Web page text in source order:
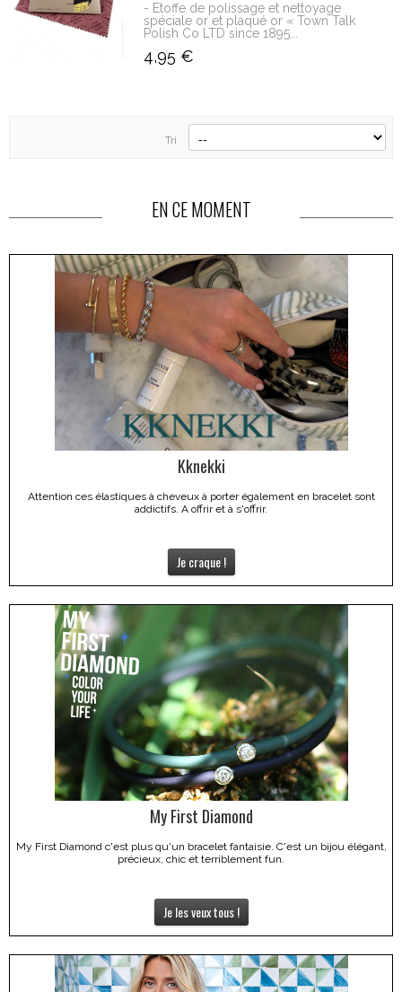
- Etoffe de polissage et nettoyage
spéciale or et plaqué or « Town Talk
Polish Co LTD since 1895...
4,95 €
Tri
EN CE MOMENT
Kknekki
Attention ces élastiques à cheveux à porter également en bracelet sont
addictifs. A offrir et à s'offrir.
Je craque !
My First Diamond
My First Diamond c'est plus qu'un bracelet fantaisie. C'est un bijou élégant,
précieux, chic et terriblement fun.
Je les veux tous !